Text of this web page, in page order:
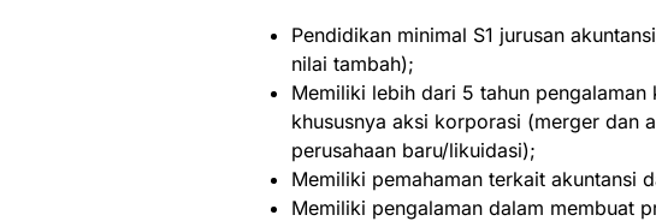
Pendidikan minimal S1 jurusan
nilai tambah);
Memiliki lebih dari 5 tahun
khususnya aksi korporasi (merger dan
perusahaan baru/likuidasi);
Memiliki pemahaman terkait akuntansi
Memiliki pengalaman dalam membuat